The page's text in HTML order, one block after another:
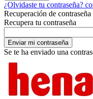
¿Olvidaste tu contraseña?
Recuperación de contraseña
Recupera tu contraseña
Se te ha enviado una